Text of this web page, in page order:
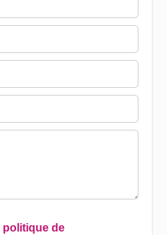
politique de